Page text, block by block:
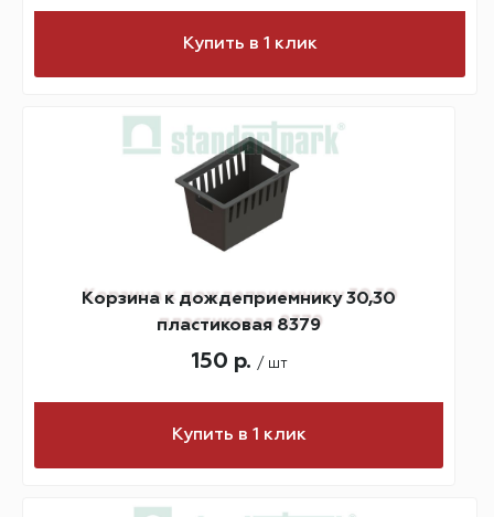
Купить в 1 клик
Корзина к дождеприемнику 30,30
пластиковая 8379
150 р. / шт
Купить в 1 клик